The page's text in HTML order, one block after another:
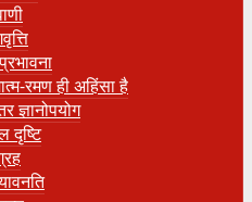
रमण ही अहिंसा है
ज्ञानोपयोग
दृष्टि